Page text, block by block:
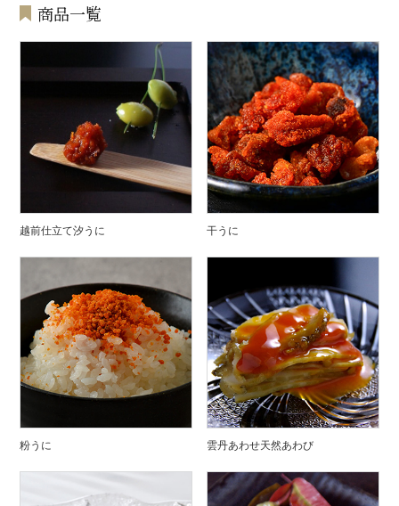
商品一覧
越前仕立て汐うに 干うに
粉うに 雲丹あわせ天然あわび